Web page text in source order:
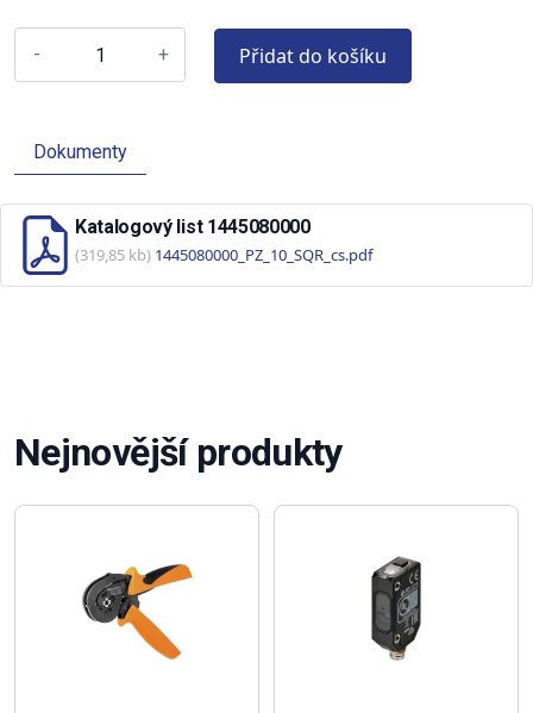
- + Přidat do košíku
Dokumenty
Katalogový list 1445080000
(319,85 kb) 1445080000_PZ_10_SQR_cs.pdf
Nejnovější produkty